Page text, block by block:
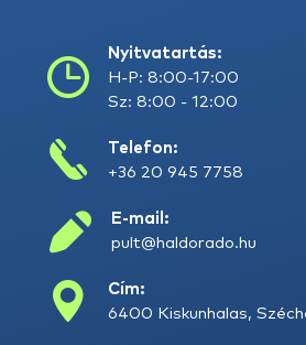
Nyitvatartás:
H-P: 8:00-17:00
Sz: 8:00 - 12:00
Telefon:
+36 20 945 7758
E-mail:
pult@haldorado.hu
Cím:
6400 Kiskunhalas,